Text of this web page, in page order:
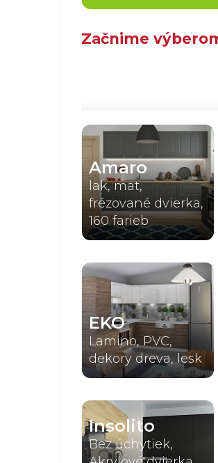
Začnime
Amaro
lak, mat,
frézované dvierka,
160 farieb
EKO
Lamino, PVC,
dekory dreva, lesk
Insolito
Bez úchytiek,